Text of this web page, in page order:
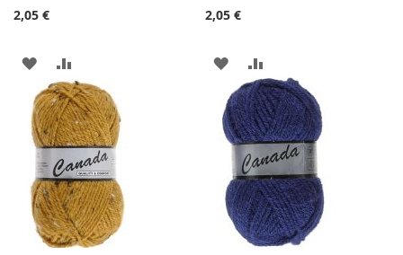
2,05 €
AJOUTER
À
LA
LISTE
D'ACHATS
AU
COMPARATEUR
2,05 €
AJOUTER
À
LA
LISTE
D'ACHATS
AU
COMPARATEUR